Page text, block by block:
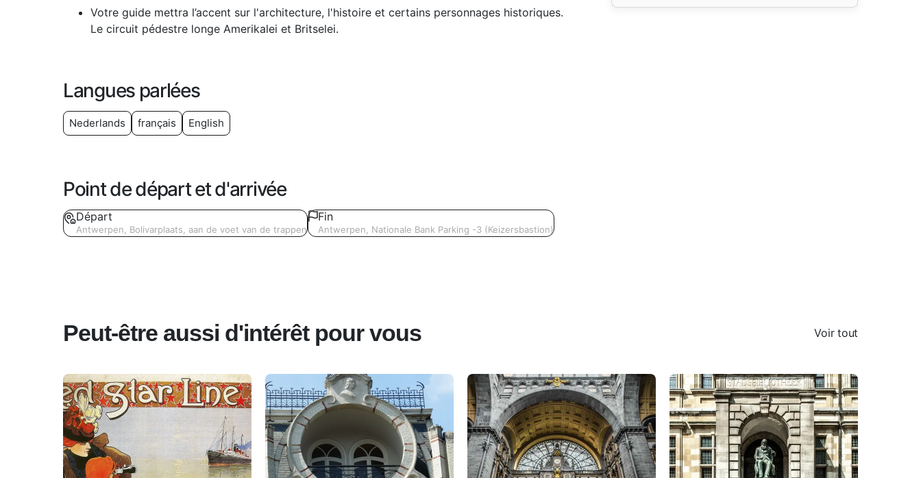
Votre guide mettra l’accent sur l'architecture, l'histoire et certains personnages historiques.
Le circuit pédestre longe Amerikalei et Britselei.
Langues parlées
Nederlands français English
Point de départ et d'arrivée
Départ
Antwerpen, Bolivarplaats, aan de voet van de trappen
Fin
Antwerpen, Nationale Bank Parking -3 (Keizersbastion)
Peut-être aussi d'intérêt pour vous Voir tout